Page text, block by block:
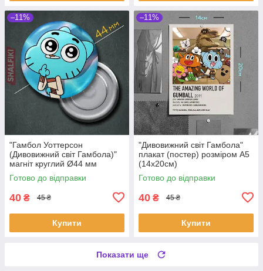
–11%
"Гамбол Уоттерсон
(Дивовижний світ Гамбола)"
магніт круглий Ø44 мм
Готово до відправки
40 ₴ 45 ₴
Купити
–11%
"Дивовижний світ Гамбола"
плакат (постер) розміром А5
(14х20см)
Готово до відправки
40 ₴ 45 ₴
Купити
Показати ще